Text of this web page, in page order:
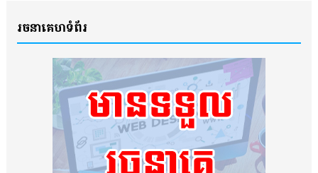
រចនាគេហទំព័រ